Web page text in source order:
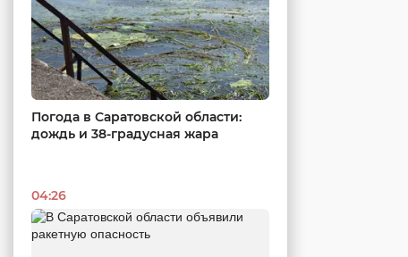
Погода в Саратовской области:
дождь и 38-градусная жара
04:26